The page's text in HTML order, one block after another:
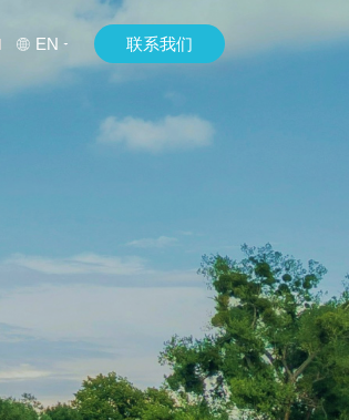
EN 联系我们